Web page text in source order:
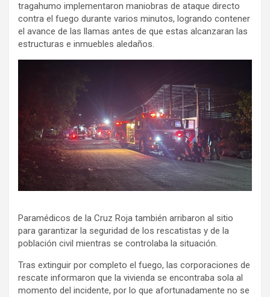
tragahumo implementaron maniobras de ataque directo
contra el fuego durante varios minutos, logrando contener
el avance de las llamas antes de que estas alcanzaran las
estructuras e inmuebles aledaños.
Paramédicos de la Cruz Roja también arribaron al sitio
para garantizar la seguridad de los rescatistas y de la
población civil mientras se controlaba la situación.
Tras extinguir por completo el fuego, las corporaciones de
rescate informaron que la vivienda se encontraba sola al
momento del incidente, por lo que afortunadamente no se